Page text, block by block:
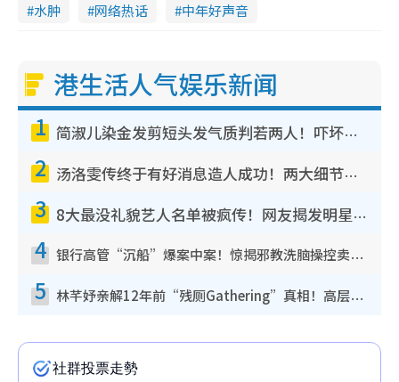
水肿 网络热话 中年好声音
港生活人气娱乐新闻
1 简淑儿染金发剪短头发气质判若两人！吓坏老公麦大力都认不出：“你做什么？”
2 汤洛雯传终于有好消息造人成功！两大细节曝孕味极浓引猜测：大肚婆先会咁！
3 8大最没礼貌艺人名单被疯传！网友揭发明星真面目，一致数落这一位是无品天花板？
4 银行高管“沉船”爆案中案！惊揭邪教洗脑操控卖淫被吞600万，幕后黑手讲多错多
5 林芊妤亲解12年前“残厕Gathering”真相！高层解约一句话重创尊严，至今拒返TVB